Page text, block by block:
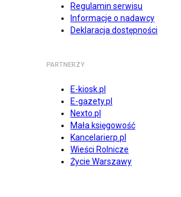
Regulamin serwisu
Informacje o nadawcy
Deklaracja dostępności
PARTNERZY
E-kiosk.pl
E-gazety.pl
Nexto.pl
Mała księgowość
Kancelarierp.pl
Wieści Rolnicze
Życie Warszawy